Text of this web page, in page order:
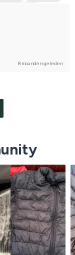
8 maanden geleden